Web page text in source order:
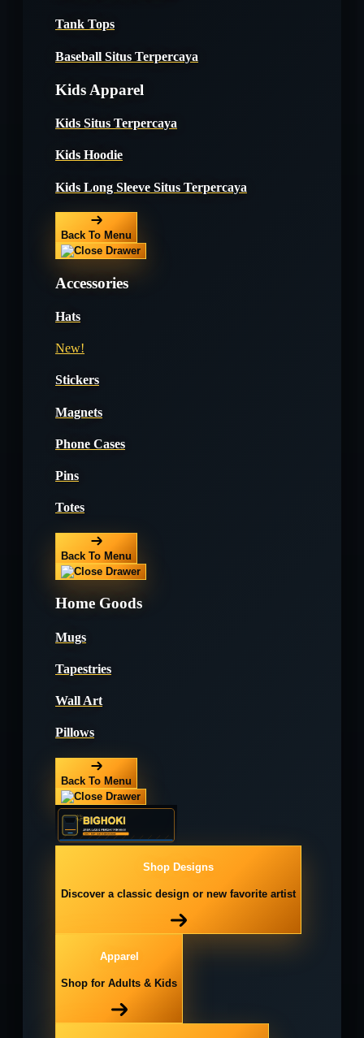
Tank Tops
Baseball Situs Terpercaya
Kids Apparel
Kids Situs Terpercaya
Kids Hoodie
Kids Long Sleeve Situs Terpercaya
Back To Menu
Accessories
Hats
New!
Stickers
Magnets
Phone Cases
Pins
Totes
Back To Menu
Home Goods
Mugs
Tapestries
Wall Art
Pillows
Back To Menu
Shop Designs
Discover a classic design or new favorite artist
Apparel
Shop for Adults & Kids